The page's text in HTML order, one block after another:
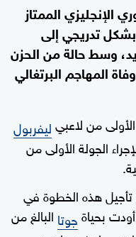
الإنجليزي الممتاز
بشكل تدريجي إلى
وسط حالة من الحزن
المهاجم البرتغالي
من لاعبيليفربول
الجولة الأولى من
تأجيل هذه الخطوة في
بحياةجوتا البالغ من